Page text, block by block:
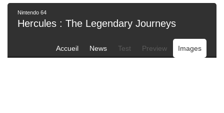
Nintendo 64
Hercules : The Legendary Journeys
Accueil News Test Preview Images